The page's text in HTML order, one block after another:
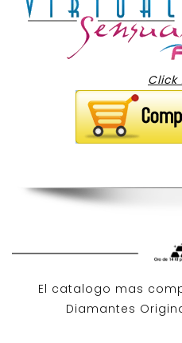
Click
El catalogo mas
Diamantes